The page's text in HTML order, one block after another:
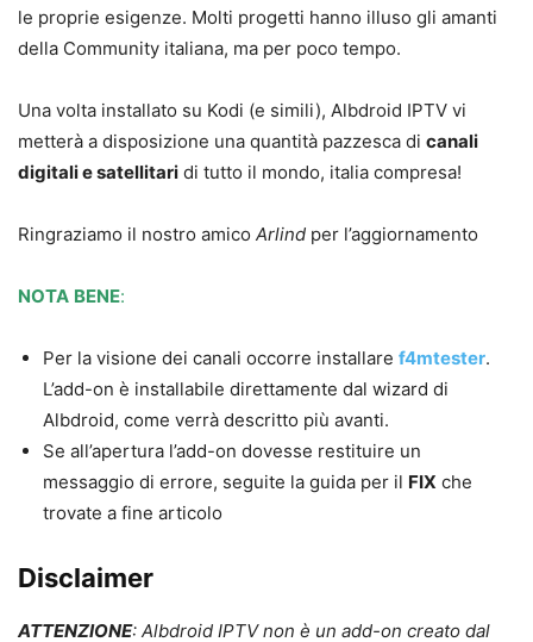
le proprie esigenze. Molti progetti hanno illuso gli amanti
della Community italiana, ma per poco tempo.
Una volta installato su Kodi (e simili), Albdroid IPTV vi
metterà a disposizione una quantità pazzesca di canali
digitali e satellitari di tutto il mondo, italia compresa!
Ringraziamo il nostro amico Arlind per l’aggiornamento
NOTA BENE:
Per la visione dei canali occorre installare f4mtester.
L’add-on è installabile direttamente dal wizard di
Albdroid, come verrà descritto più avanti.
Se all’apertura l’add-on dovesse restituire un
messaggio di errore, seguite la guida per il FIX che
trovate a fine articolo
Disclaimer
ATTENZIONE: Albdroid IPTV non è un add-on creato dal